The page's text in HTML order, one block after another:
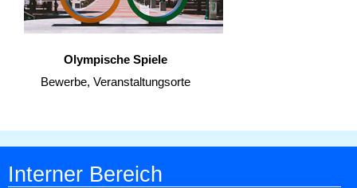
Olympische Spiele
Bewerbe, Veranstaltungsorte
Interner Bereich